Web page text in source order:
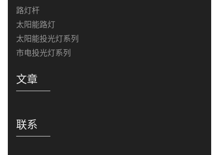
路灯杆
太阳能路灯
太阳能投光灯系列
市电投光灯系列
文章
联系